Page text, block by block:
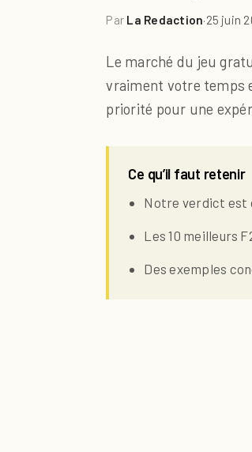
Par La Redaction·25 juin
Le marché du jeu
vraiment votre temps
priorité pour une
Ce qu’il faut retenir
Notre verdict est
Les 10 meilleurs
Des exemples